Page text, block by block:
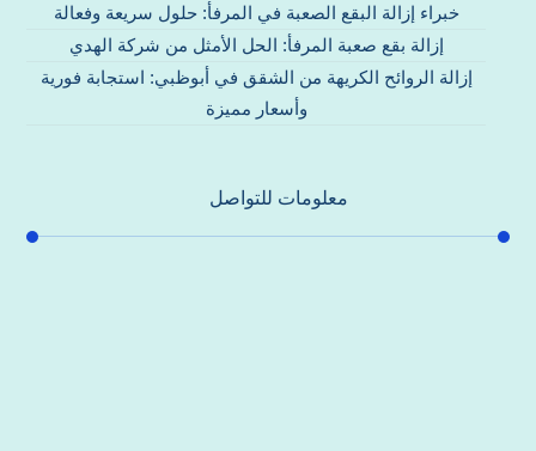
خبراء إزالة البقع الصعبة في المرفأ: حلول سريعة وفعالة
إزالة بقع صعبة المرفأ: الحل الأمثل من شركة الهدي
إزالة الروائح الكريهة من الشقق في أبوظبي: استجابة فورية
وأسعار مميزة
معلومات للتواصل